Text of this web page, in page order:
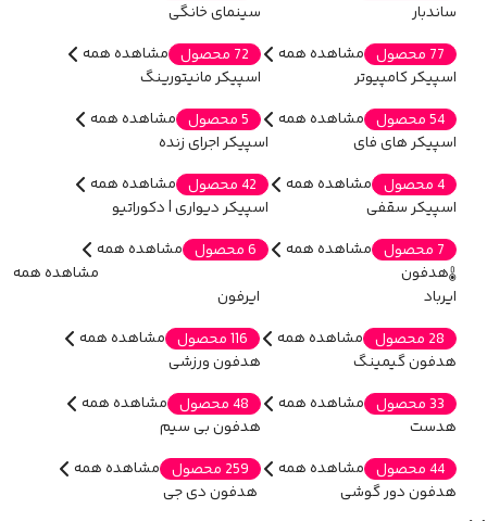
ساندبار
77 محصول
مشاهده همه
سینمای خانگی
72 محصول
مشاهده همه
اسپیکر کامپیوتر
54 محصول
مشاهده همه
اسپیکر مانیتورینگ
5 محصول
مشاهده همه
اسپیکر های فای
4 محصول
مشاهده همه
اسپیکر اجرای زنده
42 محصول
مشاهده همه
اسپیکر سقفی
7 محصول
مشاهده همه
اسپیکر دیواری | دکوراتیو
6 محصول
مشاهده همه
هدفون
مشاهده همه
ایرباد
28 محصول
مشاهده همه
ایرفون
116 محصول
مشاهده همه
هدفون گیمینگ
33 محصول
مشاهده همه
هدفون ورزشی
48 محصول
مشاهده همه
هدست
44 محصول
مشاهده همه
هدفون بی سیم
259 محصول
مشاهده همه
هدفون دور گوشی
هدفون دی جی